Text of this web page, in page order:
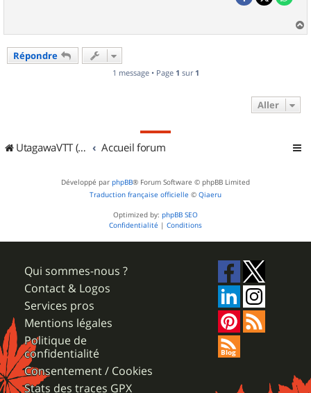
a
Répondre
1 message • Page 1 sur 1
Aller
UtagawaVTT (Randos VTT et VTTAE avec traces GPS) Accueil forum
Développé par phpBB® Forum Software © phpBB Limited
Traduction française officielle © Qiaeru
Optimized by: phpBB SEO
Confidentialité | Conditions
Qui sommes-nous ?
Contact & Logos
Services pros
Mentions légales
Politique de
confidentialité
Consentement / Cookies
Stats des traces GPX